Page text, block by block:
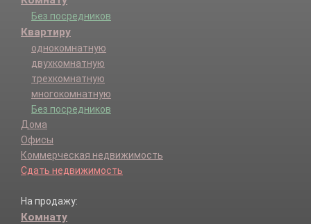
Без посредников
Квартиру
однокомнатную
двухкомнатную
трехкомнатную
многокомнатную
Без посредников
Дома
Офисы
Коммерческая недвижимость
Сдать недвижимость
На продажу:
Комнату